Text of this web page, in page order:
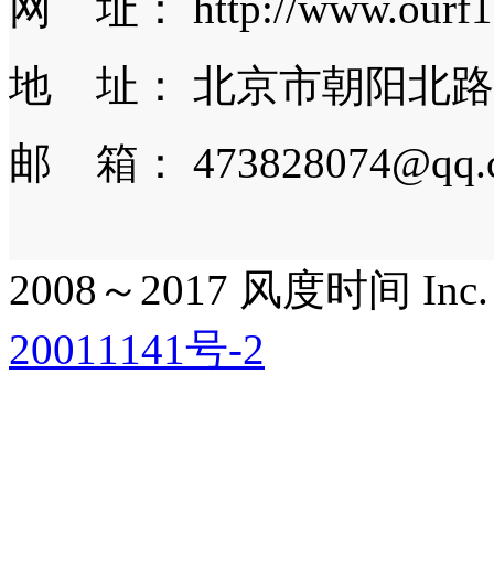
地 址： 北京市朝阳北
邮 箱：
2008～2017 风度时间
20011141号-2